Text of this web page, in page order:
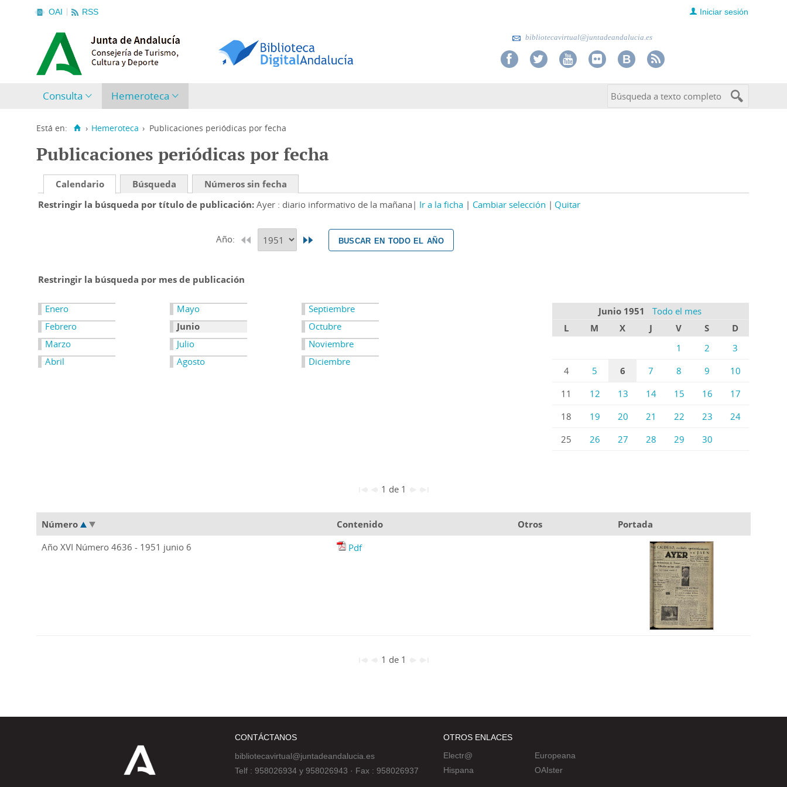
OAI RSS Iniciar sesión
bibliotecavirtual@juntadeandalucia.es
Consulta Hemeroteca
Está en: › Hemeroteca › Publicaciones periódicas por fecha
Publicaciones periódicas por fecha
Calendario Búsqueda
Números sin fecha
Restringir la búsqueda por título de publicación Ayer : diario informativo de la mañana Ir a la ficha Cambiar selección Quitar
Año: buscar en todo el año
Restringir la búsqueda por mes de publicación
Enero
Febrero
Marzo
Abril
Mayo
Junio
Julio
Agosto
Septiembre
Octubre
Noviembre
Diciembre
Junio 1951
Todo el mes
L
M X J V S
D
1
2
3
4
5 6 7 8 9
10
11
12 13 14 15 16
17
18
19 20 21 22 23
24
25
26 27 28 29 30
1 de 1
Número Contenido Otros
Portada
Año XVI Número 4636 - 1951 junio 6
Pdf
1 de 1
CONTÁCTANOS
bibliotecavirtual@juntadeandalucia.es
Telf : 958026934 y 958026943 · Fax : 958026937
OTROS ENLACES
Electr@
Hispana
Europeana
OAIster